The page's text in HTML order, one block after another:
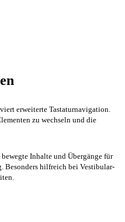
erweiterte Tastaturnavigation.
zu wechseln und die
Inhalte und Übergänge für
Besonders hilfreich bei Vestibular-